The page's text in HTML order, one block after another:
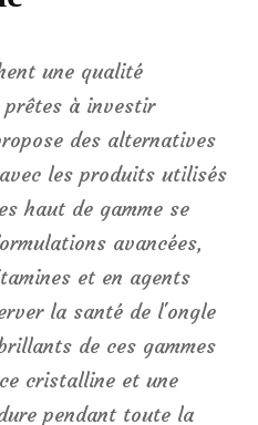
une qualité
à investir
des alternatives
les produits utilisés
haut de gamme se
avancées,
et en agents
la santé de l'ongle
de ces gammes
cristalline et une
pendant toute la